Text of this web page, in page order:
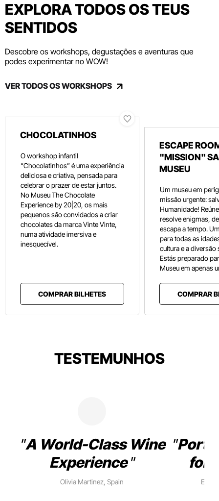
EXPLORA TODOS OS TEUS
SENTIDOS
Descobre os workshops, degustações e aventuras que
podes experimentar no WOW!
VER TODOS OS WORKSHOPS
CHOCOLATINHOS
O workshop infantil
“Chocolatinhos” é uma experiência
deliciosa e criativa, pensada para
celebrar o prazer de estar juntos.
No Museu The Chocolate
Experience by 20|20, os mais
pequenos são convidados a criar
chocolates da marca Vinte Vinte,
numa atividade imersiva e
inesquecível.
COMPRAR BILHETES
ESCAPE
"MISSION"
MUSEU
Um museu em
missão urgente:
Humanidade!
resolve enigmas,
escapa a tempo.
para todas as
cultura e a diversão
Estás preparado
Museu em apenas
COMPRAR
TESTEMUNHOS
A World-Class Wine
Experience
Olivia Martinez, Spain
for